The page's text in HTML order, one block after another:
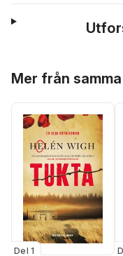
Mer från
Del 1